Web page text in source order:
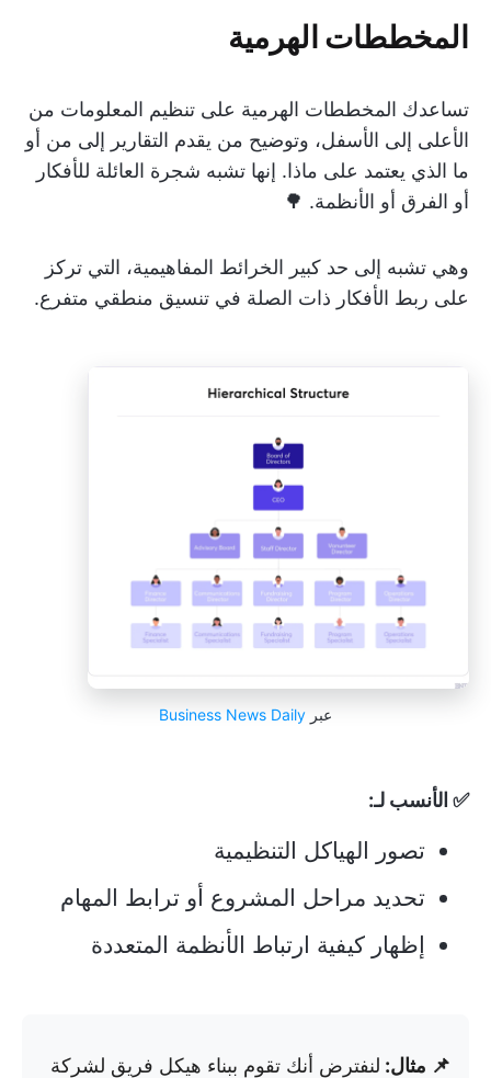
المخططات الهرمية
تساعدك المخططات الهرمية على تنظيم المعلومات من
الأعلى إلى الأسفل، وتوضيح من يقدم التقارير إلى من أو
ما الذي يعتمد على ماذا. إنها تشبه شجرة العائلة للأفكار
أو الفرق أو الأنظمة. 🌳
وهي تشبه إلى حد كبير الخرائط المفاهيمية، التي تركز
على ربط الأفكار ذات الصلة في تنسيق منطقي متفرع.
عبر Business News Daily
✅ الأنسب لـ:
تصور الهياكل التنظيمية
تحديد مراحل المشروع أو ترابط المهام
إظهار كيفية ارتباط الأنظمة المتعددة
📌 مثال: لنفترض أنك تقوم ببناء هيكل فريق لشركة